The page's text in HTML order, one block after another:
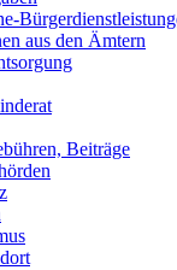
aus den Ämtern
Beiträge